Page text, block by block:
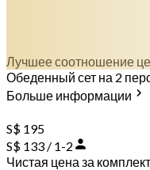
Лучшее соотношение
Обеденный сет на 2
Больше информации
S$ 195
S$ 133 / 1-2
Чистая цена за комплект